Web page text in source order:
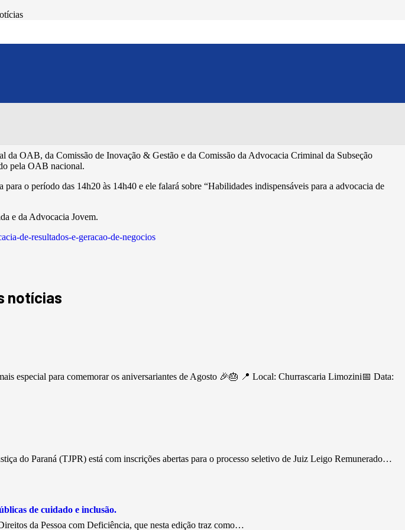
nacional da OAB
OAB, da Comissão de Inovação & Gestão e da Comissão da Advocacia Criminal da Subseção
pela OAB nacional.
o período das 14h20 às 14h40 e ele falará sobre “Habilidades indispensáveis para a advocacia de
e da Advocacia Jovem.
de-resultados-e-geracao-de-negocios
notícias
especial para comemorar os aniversariantes de Agosto 🎉🎂 📍 Local: Churrascaria Limozini📅 Data:
do Paraná (TJPR) está com inscrições abertas para o processo seletivo de Juiz Leigo Remunerado…
de cuidado e inclusão.
da Pessoa com Deficiência, que nesta edição traz como…